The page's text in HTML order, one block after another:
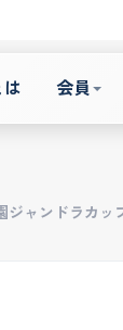
は 会員
ジャンドラカッ